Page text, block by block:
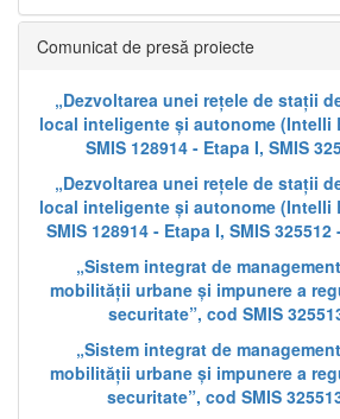
Comunicat de presă proiecte
„Dezvoltarea unei rețele de stații
local inteligente și autonome (Intelli
SMIS 128914 - Etapa I, SMIS
„Dezvoltarea unei rețele de stații
local inteligente și autonome (Intelli
SMIS 128914 - Etapa I, SMIS
„Sistem integrat de
mobilității urbane și impunere a
securitate”, cod SMIS
„Sistem integrat de
mobilității urbane și impunere a
securitate”, cod SMIS